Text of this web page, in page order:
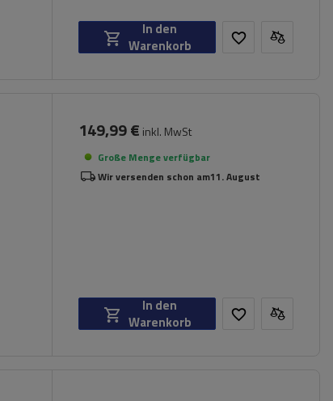
In den
Warenkorb
149,99 € inkl. MwSt
Große Menge verfügbar
Wir versenden schon am11. August
In den
Warenkorb